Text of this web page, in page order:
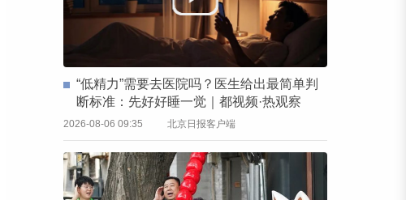
“低精力”需要去医院吗？医生给出最简单判
断标准：先好好睡一觉｜都视频·热观察
2026-08-06 09:35 北京日报客户端